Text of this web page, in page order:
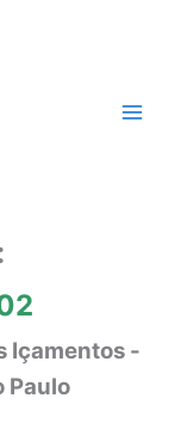
Içamentos -
Paulo